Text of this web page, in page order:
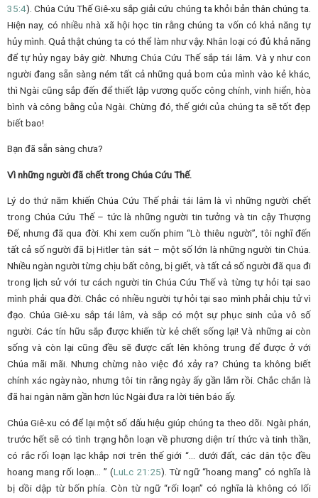
35:4). Chúa Cứu Thế Giê-xu sắp giải cứu chúng ta khỏi bản thân chúng ta.
Hiện nay, có nhiều nhà xã hội học tin rằng chúng ta vốn có khả năng tự
hủy mình. Quả thật chúng ta có thể làm như vậy. Nhân loại có đủ khả năng
để tự hủy ngay bây giờ. Nhưng Chúa Cứu Thế sắp tái lâm. Và y như con
người đang sẵn sàng ném tất cả những quả bom của mình vào kẻ khác,
thì Ngài cũng sắp đến để thiết lập vương quốc công chính, vinh hiển, hòa
bình và công bằng của Ngài. Chừng đó, thế giới của chúng ta sẽ tốt đẹp
biết bao!
Bạn đã sẵn sàng chưa?
Vì những người đã chết trong Chúa Cứu Thế.
Lý do thứ năm khiến Chúa Cứu Thế phải tái lâm là vì những người chết
trong Chúa Cứu Thế – tức là những người tin tưởng và tin cậy Thượng
Đế, nhưng đã qua đời. Khi xem cuốn phim “Lò thiêu người”, tôi nghĩ đến
tất cả số người đã bị Hitler tàn sát – một số lớn là những người tin Chúa.
Nhiều ngàn người từng chịu bất công, bị giết, và tất cả số người đã qua đi
trong lịch sử với tư cách người tin Chúa Cứu Thế và từng tự hỏi tại sao
mình phải qua đời. Chắc có nhiều người tự hỏi tại sao mình phải chịu tử vì
đạo. Chúa Giê-xu sắp tái lâm, và sắp có một sự phục sinh của vô số
người. Các tín hữu sắp được khiến từ kẻ chết sống lại! Và những ai còn
sống và còn lại cũng đều sẽ được cất lên không trung để được ở với
Chúa mãi mãi. Nhưng chừng nào việc đó xảy ra? Chúng ta không biết
chính xác ngày nào, nhưng tôi tin rằng ngày ấy gần lắm rồi. Chắc chắn là
đã hai ngàn năm gần hơn lúc Ngài đưa ra lời tiên báo ấy.
Chúa Giê-xu có để lại một số dấu hiệu giúp chúng ta theo dõi. Ngài phán,
trước hết sẽ có tình trạng hỗn loạn về phương diện trí thức và tinh thần,
có rắc rối loạn lạc khắp nơi trên thế giới “… dưới đất, các dân tộc đều
hoang mang rối loạn… ” (LuLc21:25). Từ ngữ “hoang mang” có nghĩa là
bị dồi dập từ bốn phía. Còn từ ngữ “rối loạn” có nghĩa là không có lối